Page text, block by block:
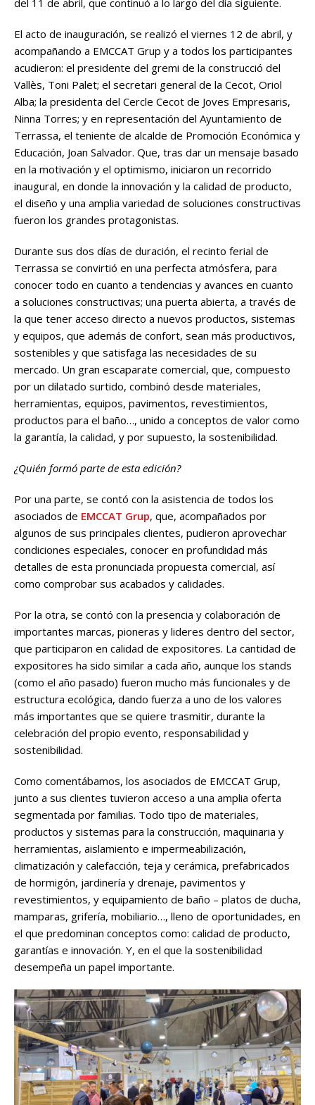
del 11 de abril, que continuó a lo largo del día siguiente.
El acto de inauguración, se realizó el viernes 12 de abril, y
acompañando a EMCCAT Grup y a todos los participantes
acudieron: el presidente del gremi de la construcció del
Vallès, Toni Palet; el secretari general de la Cecot, Oriol
Alba; la presidenta del Cercle Cecot de Joves Empresaris,
Ninna Torres; y en representación del Ayuntamiento de
Terrassa, el teniente de alcalde de Promoción Económica y
Educación, Joan Salvador. Que, tras dar un mensaje basado
en la motivación y el optimismo, iniciaron un recorrido
inaugural, en donde la innovación y la calidad de producto,
el diseño y una amplia variedad de soluciones constructivas
fueron los grandes protagonistas.
Durante sus dos días de duración, el recinto ferial de
Terrassa se convirtió en una perfecta atmósfera, para
conocer todo en cuanto a tendencias y avances en cuanto
a soluciones constructivas; una puerta abierta, a través de
la que tener acceso directo a nuevos productos, sistemas
y equipos, que además de confort, sean más productivos,
sostenibles y que satisfaga las necesidades de su
mercado. Un gran escaparate comercial, que, compuesto
por un dilatado surtido, combinó desde materiales,
herramientas, equipos, pavimentos, revestimientos,
productos para el baño…, unido a conceptos de valor como
la garantía, la calidad, y por supuesto, la sostenibilidad.
¿Quién formó parte de esta edición?
Por una parte, se contó con la asistencia de todos los
asociados de EMCCAT Grup, que, acompañados por
algunos de sus principales clientes, pudieron aprovechar
condiciones especiales, conocer en profundidad más
detalles de esta pronunciada propuesta comercial, así
como comprobar sus acabados y calidades.
Por la otra, se contó con la presencia y colaboración de
importantes marcas, pioneras y lideres dentro del sector,
que participaron en calidad de expositores. La cantidad de
expositores ha sido similar a cada año, aunque los stands
(como el año pasado) fueron mucho más funcionales y de
estructura ecológica, dando fuerza a uno de los valores
más importantes que se quiere trasmitir, durante la
celebración del propio evento, responsabilidad y
sostenibilidad.
Como comentábamos, los asociados de EMCCAT Grup,
junto a sus clientes tuvieron acceso a una amplia oferta
segmentada por familias. Todo tipo de materiales,
productos y sistemas para la construcción, maquinaria y
herramientas, aislamiento e impermeabilización,
climatización y calefacción, teja y cerámica, prefabricados
de hormigón, jardinería y drenaje, pavimentos y
revestimientos, y equipamiento de baño – platos de ducha,
mamparas, grifería, mobiliario…, lleno de oportunidades, en
el que predominan conceptos como: calidad de producto,
garantías e innovación. Y, en el que la sostenibilidad
desempeña un papel importante.